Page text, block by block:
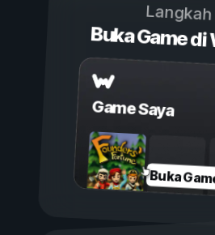
Langkah
Buka Game
Game Saya
Buka